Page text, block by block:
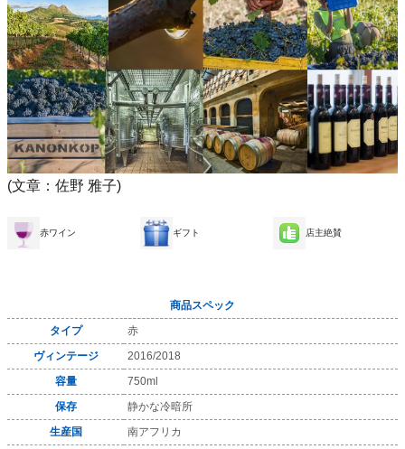
(文章：佐野 雅子)
赤ワイン ギフト 店主絶賛
商品スペック
タイプ
赤
ヴィンテージ
2016/2018
容量
750ml
保存
静かな冷暗所
生産国
南アフリカ